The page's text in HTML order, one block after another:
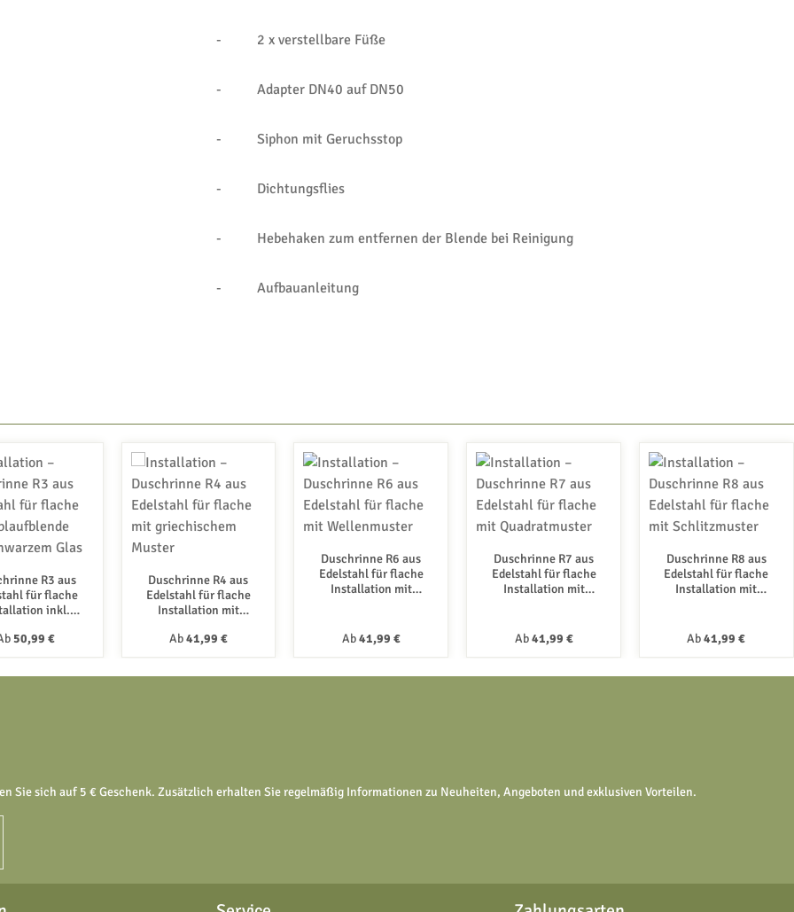
- 2 x verstellbare Füße
- Adapter DN40 auf DN50
- Siphon mit Geruchsstop
- Dichtungsflies
- Hebehaken zum entfernen der Blende bei Reinigung
- Aufbauanleitung
R3 aus
für flache
inkl.
Glas
Preis:
50,99 €
Duschrinne R4 aus
Edelstahl für flache
Installation mit
Regulärer Preis:
Ab41,99 €
Duschrinne R6 aus
Edelstahl für flache
Installation mit
Regulärer Preis:
Ab41,99 €
Duschrinne R7 aus
Edelstahl für flache
Installation mit
Regulärer Preis:
Ab41,99 €
Duschrinne R8 aus
Edelstahl für flache
Installation mit
Regulärer Preis:
Ab41,99 €
Sie sich auf 5 € Geschenk. Zusätzlich erhalten Sie regelmäßig Informationen zu Neuheiten, Angeboten und exklusiven Vorteilen.